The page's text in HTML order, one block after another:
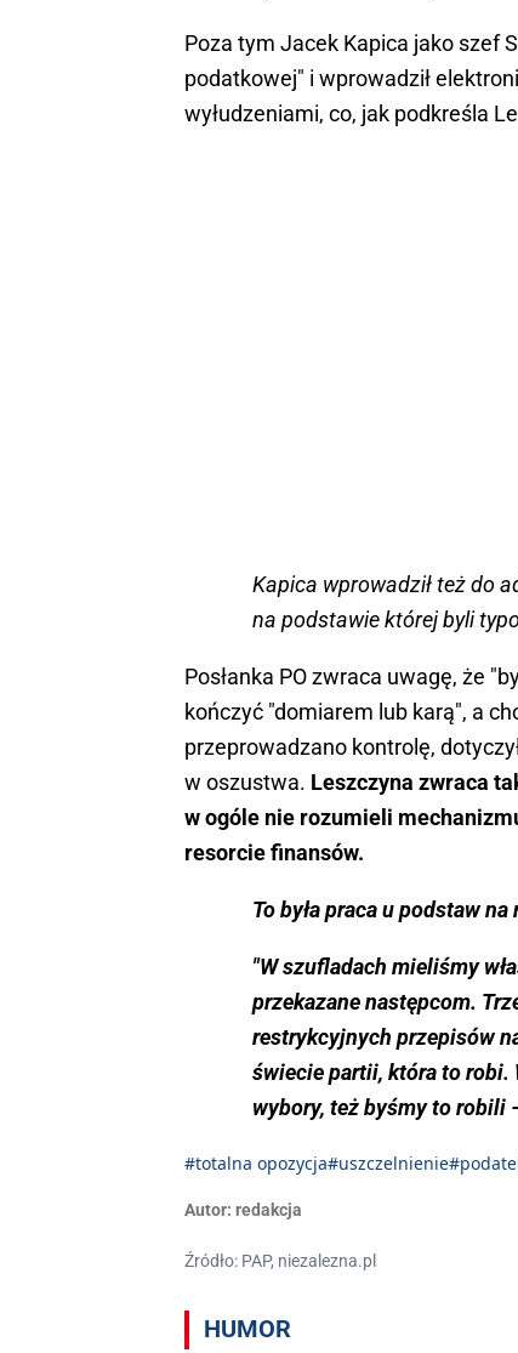
Poza tym Jacek Kapica jako szef
podatkowej" i wprowadził
wyłudzeniami, co, jak podkreśla
Kapica wprowadził też do
na podstawie której byli
Posłanka PO zwraca uwagę, że
kończyć "domiarem lub karą", a
przeprowadzano kontrolę,
w oszustwa. Leszczyna zwraca
w ogóle nie rozumieli
resorcie finansów.
To była praca u podstaw
"W szufladach mieliśmy
przekazane następcom.
restrykcyjnych przepisów
świecie partii, która to
wybory, też byśmy to robili
#totalna opozycja#uszczelnienie
Autor: redakcja
Źródło: PAP, niezalezna.pl
HUMOR